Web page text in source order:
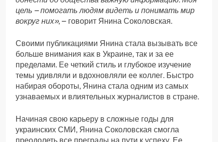
цель – помогать людям видеть и понимать мир
вокруг них», – говорит Янина Соколовская.
Своими публикациями Янина стала вызывать все
больше внимания как в Украине, так и за ее
пределами. Ее четкий стиль и глубокое изучение
темы удивляли и вдохновляли ее коллег. Быстро
набирая обороты, Янина стала одним из самых
узнаваемых и влиятельных журналистов в стране.
Начиная свою карьеру в сложные годы для
украинских СМИ, Янина Соколовская смогла